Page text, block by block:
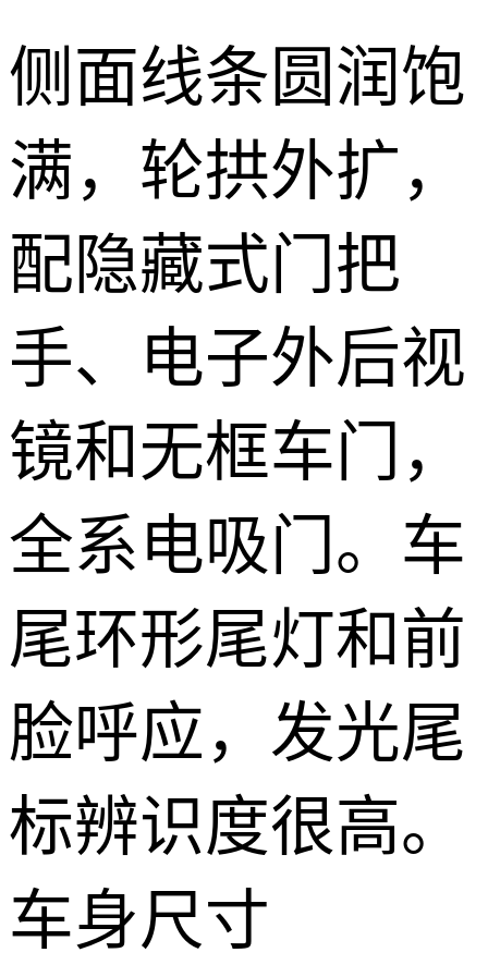
侧面线条圆润饱
满，轮拱外扩，
配隐藏式门把
手、电子外后视
镜和无框车门，
全系电吸门。车
尾环形尾灯和前
脸呼应，发光尾
标辨识度很高。
车身尺寸